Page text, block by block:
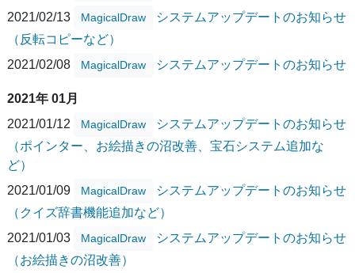
2021/02/13 MagicalDraw
システムアップデートのお知らせ
（反転コピーなど）
2021/02/08
MagicalDraw システムアップデートのお知らせ
2021年 01月
2021/01/12
MagicalDraw
システムアップデートのお知らせ
（ポインター、お絵描きの沼改善、宝石システム追加な
ど）
2021/01/09
MagicalDraw
システムアップデートのお知らせ
（クイズ辞書機能追加など）
2021/01/03
MagicalDraw
システムアップデートのお知らせ
（お絵描きの沼改善）